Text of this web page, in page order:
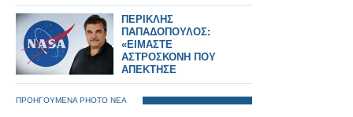
ΣΥΝΕΙΔΗΣΗ» – Ο
ΗΓΕΤΗΣ ΤΗΣ NASA
ΠΙΣΩ ΑΠΟ ΤΟ Artemis
II
ΠΕΡΙΚΛΗΣ
ΠΑΠΑΔΟΠΟΥΛΟΣ:
«ΕΙΜΑΣΤΕ
ΑΣΤΡΟΣΚΟΝΗ ΠΟΥ
ΑΠΕΚΤΗΣΕ
ΣΥΝΕΙΔΗΣΗ» – Ο
ΗΓΕΤΗΣ ΤΗΣ NASA
ΠΙΣΩ ΑΠΟ ΤΟ Artemis
ΠΡΟΗΓΟΥΜΕΝΑ PHOTO ΝΕΑ